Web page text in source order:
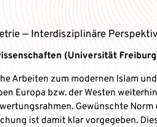
— Interdisziplinäre
(Universität
Arbeiten zum modernen Islam
Europa bzw. der Westen
Gewünschte Norm
ist damit klar vorgegeben.